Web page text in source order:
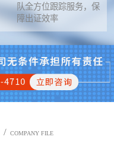
队全方位跟踪服务，保
障出证效率
/ COMPANY FILE